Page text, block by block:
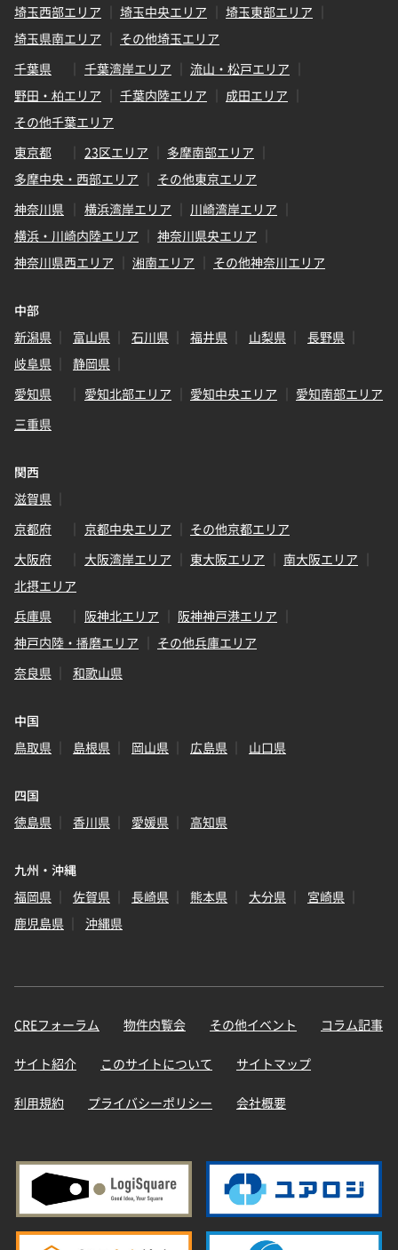
埼玉西部エリア
埼玉中央エリア
埼玉東部エリア
埼玉県南エリア
その他埼玉エリア
千葉県
千葉湾岸エリア
流山・松戸エリア
野田・柏エリア
千葉内陸エリア
成田エリア
その他千葉エリア
東京都
23区エリア
多摩南部エリア
多摩中央・西部エリア
その他東京エリア
神奈川県
横浜湾岸エリア
川崎湾岸エリア
横浜・川崎内陸エリア
神奈川県央エリア
神奈川県西エリア
湘南エリア その他神奈川エリア
中部
新潟県
富山県 石川県 福井県 山梨県
長野県
岐阜県
静岡県
愛知県
愛知北部エリア 愛知中央エリア
愛知南部エリア
三重県
関西
滋賀県
京都府
京都中央エリア
その他京都エリア
大阪府
大阪湾岸エリア 東大阪エリア
南大阪エリア
北摂エリア
兵庫県
阪神北エリア
阪神神戸港エリア
神戸内陸・播磨エリア
その他兵庫エリア
奈良県
和歌山県
中国
鳥取県
島根県 岡山県 広島県 山口県
四国
徳島県
香川県 愛媛県 高知県
九州・沖縄
福岡県
佐賀県 長崎県 熊本県 大分県
宮崎県
鹿児島県
沖縄県
CREフォーラム 物件内覧会 その他イベント コラム記事
サイト紹介 このサイトについて サイトマップ
利用規約 プライバシーポリシー 会社概要